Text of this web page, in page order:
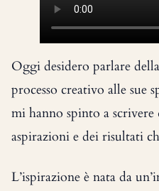
Oggi desidero parlare della
processo creativo alle sue
mi hanno spinto a
aspirazioni e dei risultati
L’ispirazione è nata da